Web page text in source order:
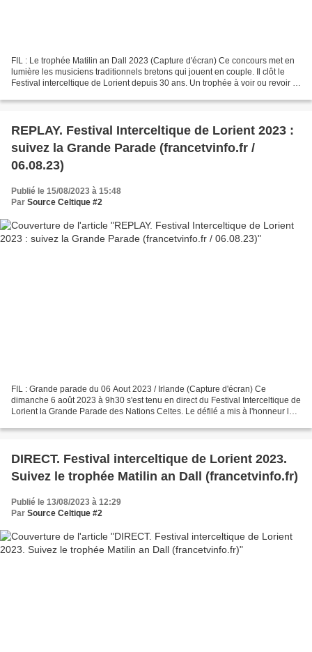
FIL : Le trophée Matilin an Dall 2023 (Capture d'écran) Ce concours met en
lumière les musiciens traditionnels bretons qui jouent en couple. Il clôt le
Festival interceltique de Lorient depuis 30 ans. Un trophée à voir ou revoir ici
REPLAY. Festival Interceltique de Lorient 2023 :
suivez la Grande Parade (francetvinfo.fr /
06.08.23)
Publié le 15/08/2023 à 15:48
Par Source Celtique #2
FIL : Grande parade du 06 Aout 2023 / Irlande (Capture d'écran) Ce
dimanche 6 août 2023 à 9h30 s'est tenu en direct du Festival Interceltique de
Lorient la Grande Parade des Nations Celtes. Le défilé a mis à l'honneur le
DIRECT. Festival interceltique de Lorient 2023.
Suivez le trophée Matilin an Dall (francetvinfo.fr)
Publié le 13/08/2023 à 12:29
Par Source Celtique #2